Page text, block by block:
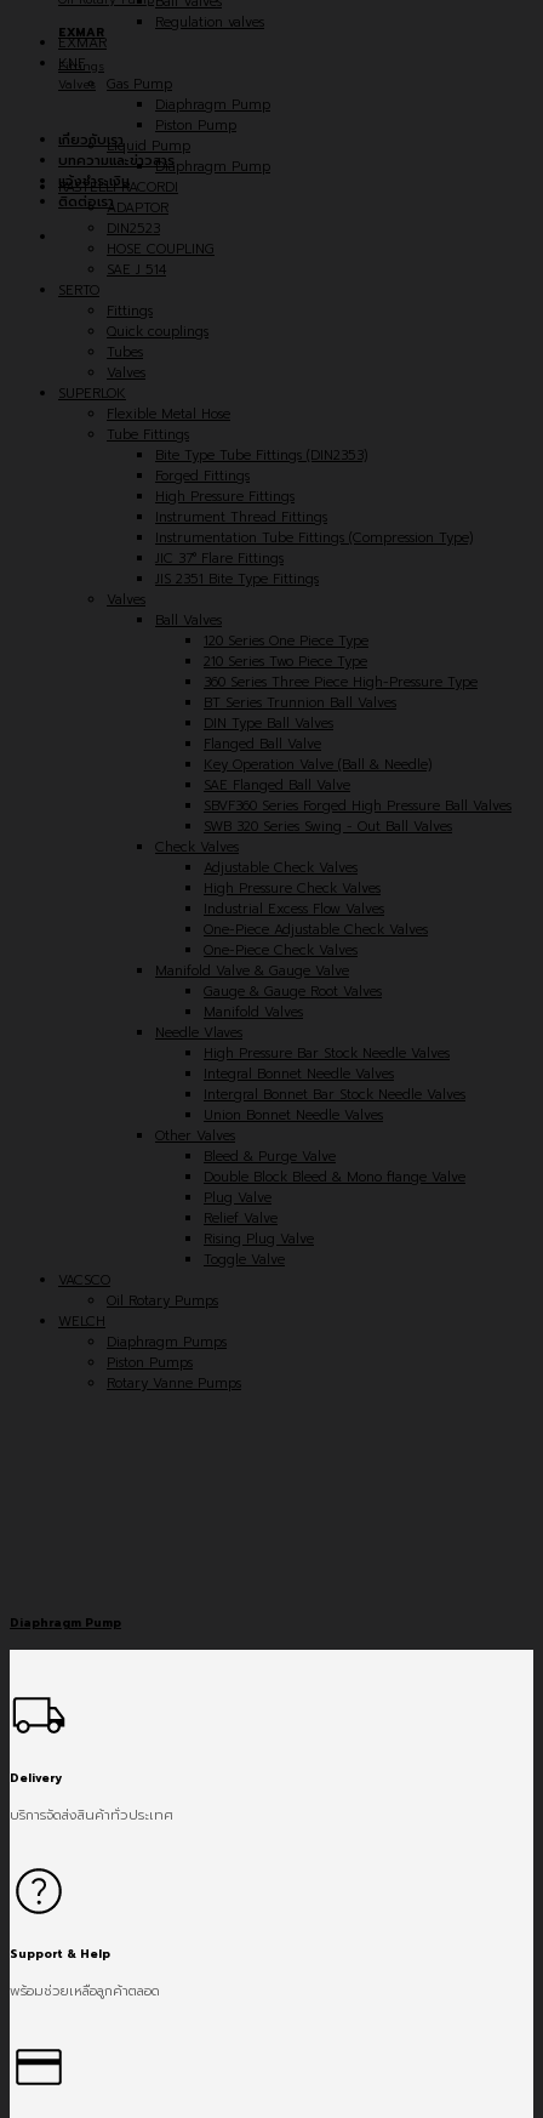
EXMAR
Fittings
Valves
เกี่ยวกับเรา
บทความและข่าวสาร
แจ้งชำระเงิน
ติดต่อเรา
Regulation valves
EXMAR
KNF
Gas Pump
Diaphragm Pump
Piston Pump
Liquid Pump
Diaphragm Pump
RASTELLI RACORDI
ADAPTOR
DIN2523
HOSE COUPLING
SAE J 514
SERTO
Fittings
Quick couplings
Tubes
Valves
SUPERLOK
Flexible Metal Hose
Tube Fittings
Bite Type Tube Fittings (DIN2353)
Forged Fittings
High Pressure Fittings
Instrument Thread Fittings
Instrumentation Tube Fittings (Compression Type)
JIC 37° Flare Fittings
JIS 2351 Bite Type Fittings
Valves
Ball Valves
120 Series One Piece Type
210 Series Two Piece Type
360 Series Three Piece High-Pressure Type
BT Series Trunnion Ball Valves
DIN Type Ball Valves
Flanged Ball Valve
Key Operation Valve (Ball & Needle)
SAE Flanged Ball Valve
SBVF360 Series Forged High Pressure Ball Valves
SWB 320 Series Swing - Out Ball Valves
Check Valves
Adjustable Check Valves
High Pressure Check Valves
Industrial Excess Flow Valves
One-Piece Adjustable Check Valves
One-Piece Check Valves
Manifold Valve & Gauge Valve
Gauge & Gauge Root Valves
Manifold Valves
Needle Vlaves
High Pressure Bar Stock Needle Valves
Integral Bonnet Needle Valves
Intergral Bonnet Bar Stock Needle Valves
Union Bonnet Needle Valves
Other Valves
Bleed & Purge Valve
Double Block Bleed & Mono flange Valve
Plug Valve
Relief Valve
Rising Plug Valve
Toggle Valve
VACSCO
Oil Rotary Pumps
WELCH
Diaphragm Pumps
Piston Pumps
Rotary Vanne Pumps
Diaphragm Pump
Delivery
บริการจัดส่งสินค้าทั่วประเทศ
Support & Help
พร้อมช่วยเหลือลูกค้าตลอด